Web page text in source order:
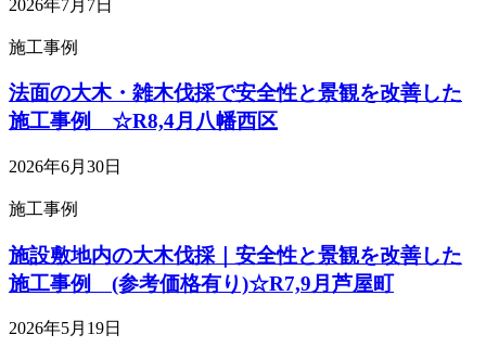
2026年7月7日
施工事例
法面の大木・雑木伐採で安全性と景観を改善した
施工事例 ☆R8,4月八幡西区
2026年6月30日
施工事例
施設敷地内の大木伐採｜安全性と景観を改善した
施工事例 (参考価格有り)☆R7,9月芦屋町
2026年5月19日